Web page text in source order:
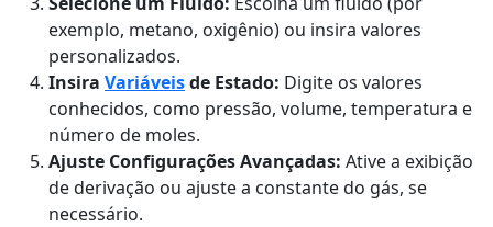
exemplo, metano, oxigênio) ou insira valores
personalizados.
Insira Variáveisde Estado: Digite os valores
conhecidos, como pressão, volume, temperatura e
número de moles.
Ajuste Configurações Avançadas: Ative a exibição
de derivação ou ajuste a constante do gás, se
necessário.